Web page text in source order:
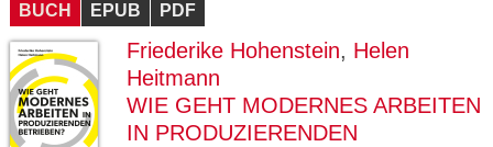
BUCH EPUB PDF
Friederike Hohenstein, Helen
Heitmann
WIE GEHT MODERNES ARBEITEN
IN PRODUZIERENDEN